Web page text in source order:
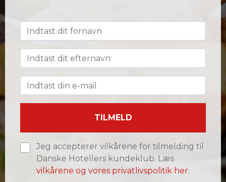
TILMELD
Jeg accepterer vilkårene for tilmelding til
Danske Hotellers kundeklub. Læs
vilkårene og vores privatlivspolitik her.